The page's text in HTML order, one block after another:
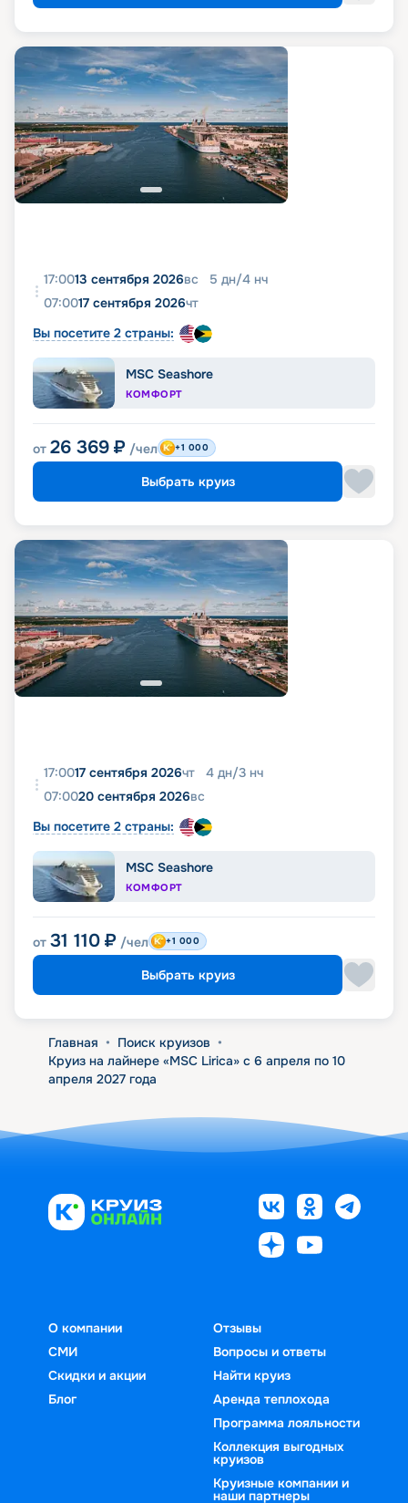
17:0013 сентября 2026вс 5 дн/4 нч
07:0017 сентября 2026чт
Вы посетите 2 страны:
MSC Seashore
КОМФОРТ
от 26 369 ₽ /чел +1 000
Выбрать круиз
17:0017 сентября 2026чт 4 дн/3 нч
07:0020 сентября 2026вс
Вы посетите 2 страны:
MSC Seashore
КОМФОРТ
от 31 110 ₽ /чел +1 000
Выбрать круиз
Главная • Поиск круизов •
Круиз на лайнере «MSC Lirica» с 6 апреля по 10
апреля 2027 года
О компании
СМИ
Скидки и акции
Блог
Отзывы
Вопросы и ответы
Найти круиз
Аренда теплохода
Программа лояльности
Коллекция выгодных
круизов
Круизные компании и
наши партнеры